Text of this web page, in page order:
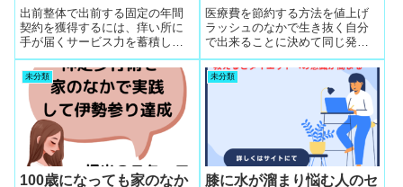
出前整体で出前する固定の年間
契約を獲得するには、痒い所に
手が届くサービス力を蓄積して
いきます。痒い所は顧客の各人
各様で違います。オリジナル対
応する感度のアンテナを磨かな
いと顧客の想いとすれ違いま
す。ピタリと符合させると年間
契約のご褒美を簡単に手にしま
す。この年間契約を積むと目一
杯フル稼働の勝ち組に瞬く間に
なっています。
価高時代の生存戦略
医療費を節約する方法を値上げ
ラッシュのなかで生き抜く自分
で出来ることに決めて同じ発想
の仲間と工夫して会話の例会を
繰り返したら健康向上が自覚で
きるので最大の節約術
未分類
100歳になっても家のなか
未分類
膝に水が溜まり悩む人のセ